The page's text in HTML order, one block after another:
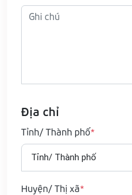
Địa chỉ
Tỉnh/ Thành phố
Huyện/ Thị xã